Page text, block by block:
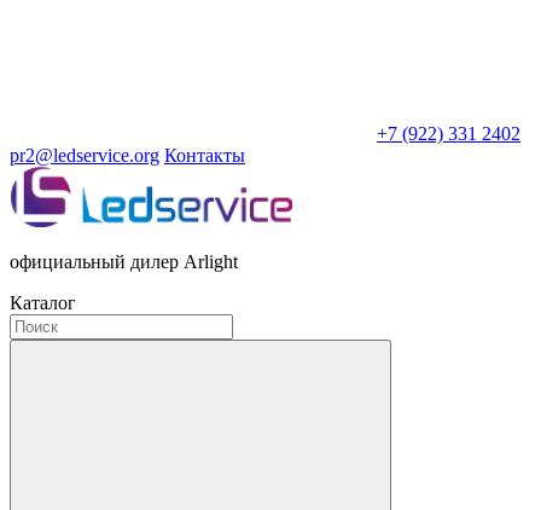
+7 (922) 331 2402
pr2@ledservice.org Контакты
официальный дилер Arlight
Каталог